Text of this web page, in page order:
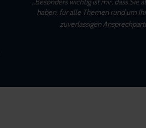
„Besonders wichtig ist mir, dass Sie
haben, für alle Themen rund um
zuverlässigen